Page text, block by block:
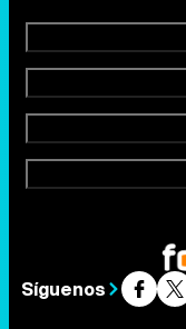
Síguenos